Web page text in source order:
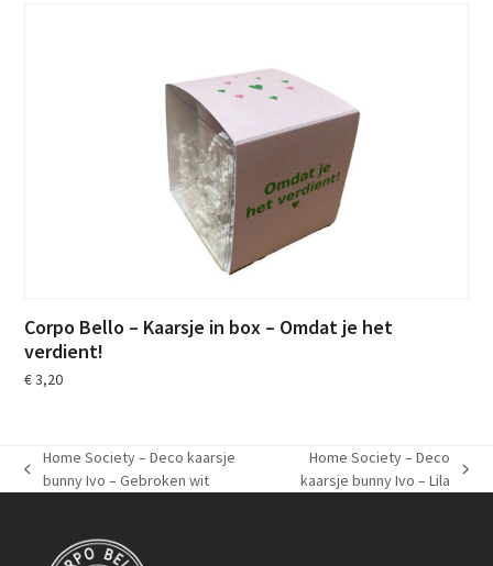
Corpo Bello – Kaarsje in box – Omdat je het
verdient!
€3,20
previous
Home Society – Deco kaarsje
bunny Ivo – Gebroken wit
next
Home Society – Deco
kaarsje bunny Ivo – Lila